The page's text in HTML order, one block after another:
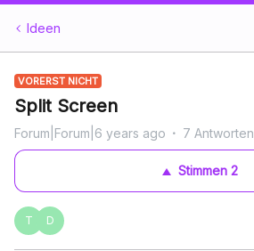
Ideen
VORERST NICHT
Split Screen
Forum|Forum|6 years ago 7 Antworten
Stimmen2
T D